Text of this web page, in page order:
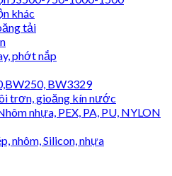
khác
tải
phớt nắp
BW3329
trơn, gioăng kín nước
nhựa, PEX, PA, PU, NYLON
nhôm, Silicon, nhựa